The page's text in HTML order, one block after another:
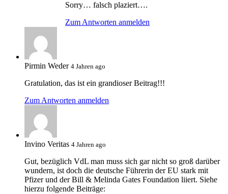
Sorry… falsch plaziert….
Zum Antworten anmelden
Pirmin Weder 4 Jahren ago
Gratulation, das ist ein grandioser Beitrag!!!
Zum Antworten anmelden
Invino Veritas 4 Jahren ago
Gut, bezüglich VdL man muss sich gar nicht so groß darüber
wundern, ist doch die deutsche Führerin der EU stark mit
Pfizer und der Bill & Melinda Gates Foundation liiert. Siehe
hierzu folgende Beiträge: